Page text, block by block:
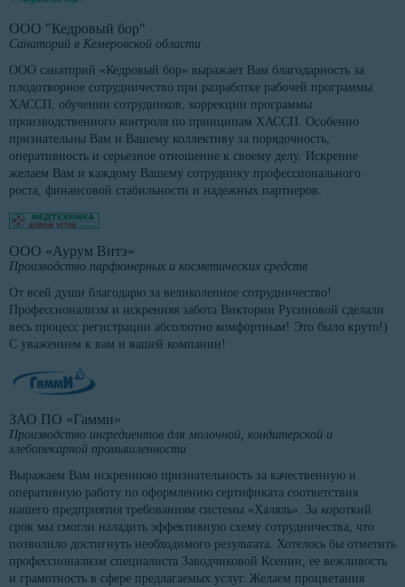
ООО "Кедровый бор"
Санаторий в Кемеровской области
ООО санаторий «Кедровый бор» выражает Вам благодарность за
плодотворное сотрудничество при разработке рабочей программы
ХАССП, обучении сотрудников, коррекции программы
производственного контроля по принципам ХАССП. Особенно
признательны Вам и Вашему коллективу за порядочность,
оперативность и серьезное отношение к своему делу. Искренне
желаем Вам и каждому Вашему сотруднику профессионального
роста, финансовой стабильности и надежных партнеров.
ООО «Аурум Витэ»
Производство парфюмерных и косметических средств
От всей души благодарю за великолепное сотрудничество!
Профессионализм и искренняя забота Виктории Русиновой сделали
весь процесс регистрации абсолютно комфортным! Это было круто!)
С уважением к вам и вашей компании!
ЗАО ПО «Гамми»
Производство ингредиентов для молочной, кондитерской и
хлебопекарной промышленности
Выражаем Вам искреннюю признательность за качественную и
оперативную работу по оформлению сертификата соответствия
нашего предприятия требованиям системы «Халяль». За короткий
срок мы смогли наладить эффективную схему сотрудничества, что
позволило достигнуть необходимого результата. Хотелось бы отметить
профессионализм специалиста Заводчиковой Ксении, ее вежливость
и грамотность в сфере предлагаемых услуг. Желаем процветания